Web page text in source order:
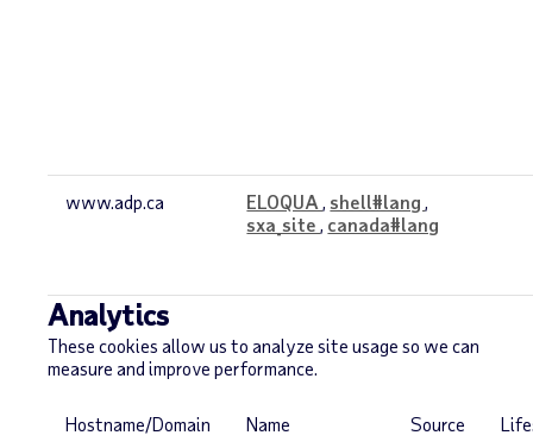
www.adp.ca ELOQUA, shell#lang,
sxa_site, canada#lang
Analytics
These cookies allow us to analyze site usage so we can
measure and improve performance.
Hostname/Domain Name Source